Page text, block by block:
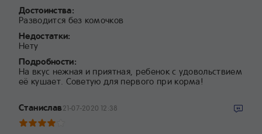
Достоинства:
Разводится без комочков
Недостатки:
Нету
Подробности:
На вкус нежная и приятная, ребенок с удовольствием
её кушает. Советую для первого при корма!
Станислав21-07-2020 12:38